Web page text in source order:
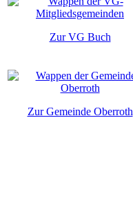
Zur VG Buch
Zur Gemeinde Oberroth